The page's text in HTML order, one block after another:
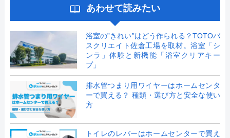
あわせて読みたい
浴室の”きれい”はどう作られる？TOTOバ
スクリエイト佐倉工場を取材。浴室「シ
ンラ」体験と新機能「浴室クリアキー
プ」
排水管つまり用ワイヤーはホームセンタ
ーで買える？ 種類・選び方と安全な使い
方
トイレのレバーはホームセンターで買え